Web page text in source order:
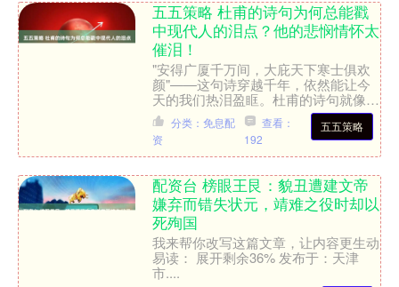
五五策略 杜甫的诗句为何总能戳
中现代人的泪点？他的悲悯情怀太
催泪！
"安得广厦千万间，大庇天下寒士俱欢
颜"——这句诗穿越千年，依然能让今
天的我们热泪盈眶。杜甫的诗句就像一
面镜子，照出了人性最柔软的部分。他
的文字里流淌着对普通人的....五五策略
分类：免息配
资
查看：
192
配资台 榜眼王艮：貌丑遭建文帝
嫌弃而错失状元，靖难之役时却以
死殉国
我来帮你改写这篇文章，让内容更生动
易读： 展开剩余36% 发布于：天津
市....